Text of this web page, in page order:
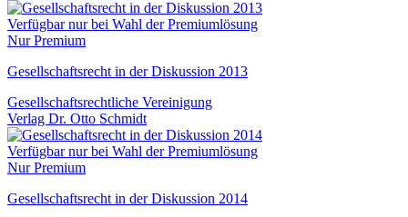
Verfügbar nur bei Wahl der Premiumlösung
Nur Premium
Gesellschaftsrecht in der Diskussion 2013
Gesellschaftsrechtliche Vereinigung
Verlag Dr. Otto Schmidt
Verfügbar nur bei Wahl der Premiumlösung
Nur Premium
Gesellschaftsrecht in der Diskussion 2014